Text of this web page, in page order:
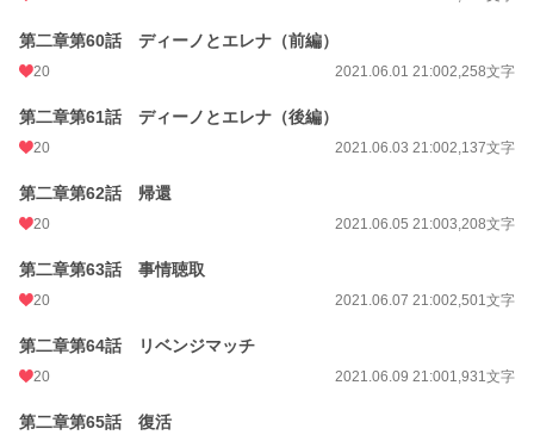
第二章第60話 ディーノとエレナ（前編）
20 2021.06.01 21:002,258文字
第二章第61話 ディーノとエレナ（後編）
20 2021.06.03 21:002,137文字
第二章第62話 帰還
20 2021.06.05 21:003,208文字
第二章第63話 事情聴取
20 2021.06.07 21:002,501文字
第二章第64話 リベンジマッチ
20 2021.06.09 21:001,931文字
第二章第65話 復活